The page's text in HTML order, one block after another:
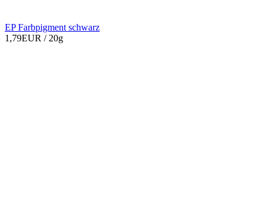
EP Farbpigment schwarz
1,79EUR / 20g